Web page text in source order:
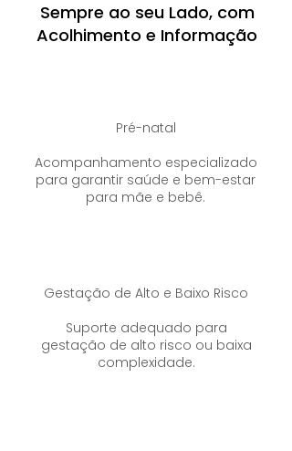
Sempre ao seu Lado, com
Acolhimento e Informação
Pré-natal
Acompanhamento especializado
para garantir saúde e bem-estar
para mãe e bebê.
Gestação de Alto e Baixo Risco
Suporte adequado para
gestação de alto risco ou baixa
complexidade.